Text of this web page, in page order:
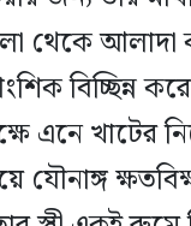
থেকে আলাদা
বিচ্ছিন্ন
এনে খাটের
যৌনাঙ্গ